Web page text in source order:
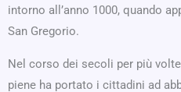
intorno all’anno 1000, quando
San Gregorio.
Nel corso dei secoli per più
piene ha portato i cittadini ad